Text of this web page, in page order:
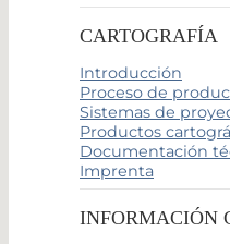
CARTOGRAFÍA
Introducción
Proceso de
Sistemas de
Productos
Documentación
Imprenta
INFORMACIÓN